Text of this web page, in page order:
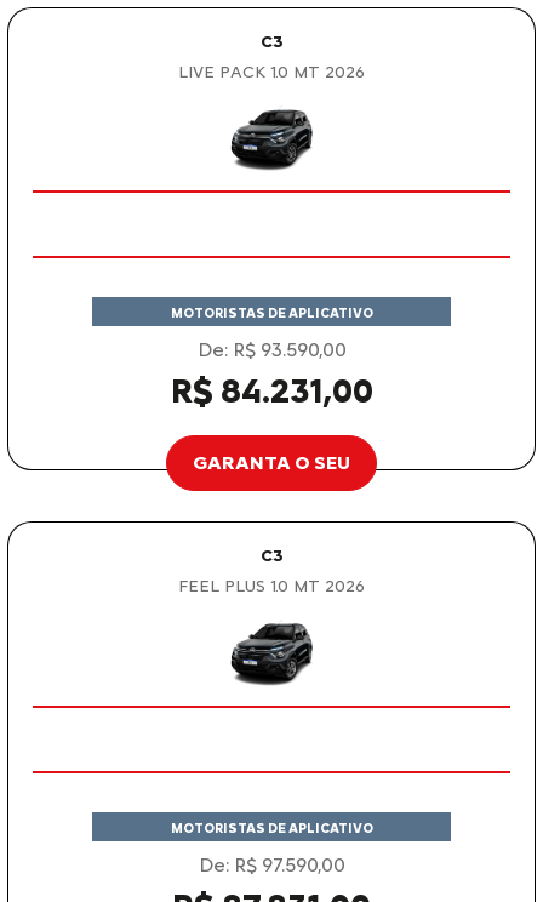
C3
LIVE PACK 1.0 MT 2026
MOTORISTAS DE APLICATIVO
De: R$ 93.590,00
R$ 84.231,00
GARANTA O SEU
C3
FEEL PLUS 1.0 MT 2026
MOTORISTAS DE APLICATIVO
De: R$ 97.590,00